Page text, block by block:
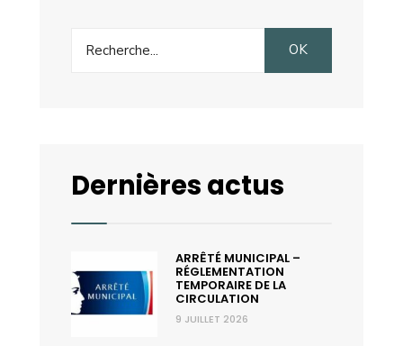
Fêtes
for:
OK
Dernières actus
ARRÊTÉ MUNICIPAL –
RÉGLEMENTATION
TEMPORAIRE DE LA
CIRCULATION
9 JUILLET 2026